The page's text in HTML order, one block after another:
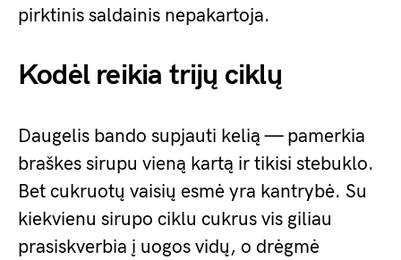
pirktinis saldainis nepakartoja.
Kodėl reikia trijų ciklų
Daugelis bando supjauti kelią — pamerkia
braškes sirupu vieną kartą ir tikisi stebuklo.
Bet cukruotų vaisių esmė yra kantrybė. Su
kiekvienu sirupo ciklu cukrus vis giliau
prasiskverbia į uogos vidų, o drėgmė